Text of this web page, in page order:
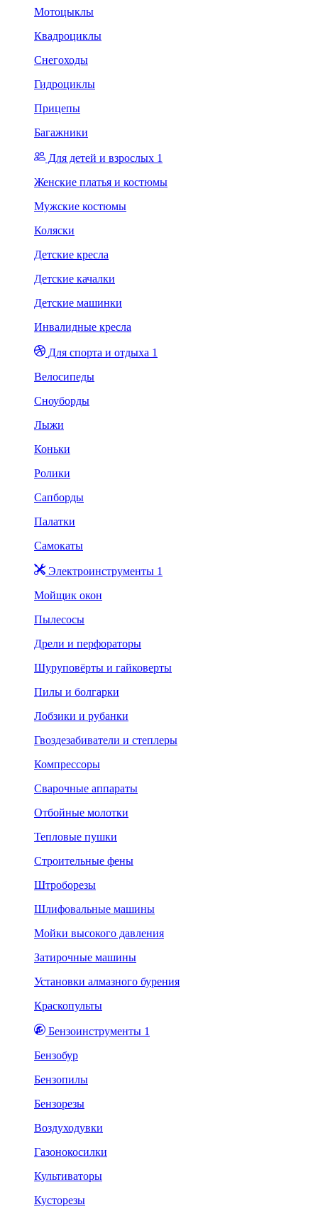
Мотоцыклы
Квадроциклы
Снегоходы
Гидроциклы
Прицепы
Багажники
Для детей и взрослых 1
Женские платья и костюмы
Мужские костюмы
Коляски
Детские кресла
Детские качалки
Детские машинки
Инвалидные кресла
Для спорта и отдыха 1
Велосипеды
Сноуборды
Лыжи
Коньки
Ролики
Сапборды
Палатки
Самокаты
Электроинструменты 1
Мойщик окон
Пылесосы
Дрели и перфораторы
Шуруповёрты и гайковерты
Пилы и болгарки
Лобзики и рубанки
Гвоздезабиватели и степлеры
Компрессоры
Сварочные аппараты
Отбойные молотки
Тепловые пушки
Строительные фены
Штроборезы
Шлифовальные машины
Мойки высокого давления
Затирочные машины
Установки алмазного бурения
Краскопульты
Бензоинструменты 1
Бензобур
Бензопилы
Бензорезы
Воздуходувки
Газонокосилки
Культиваторы
Кусторезы